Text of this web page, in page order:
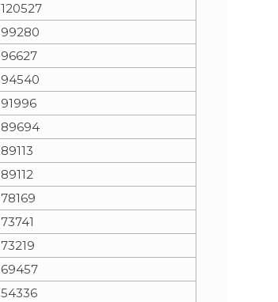
120527
99280
96627
94540
91996
89694
89113
89112
78169
73741
73219
69457
54336